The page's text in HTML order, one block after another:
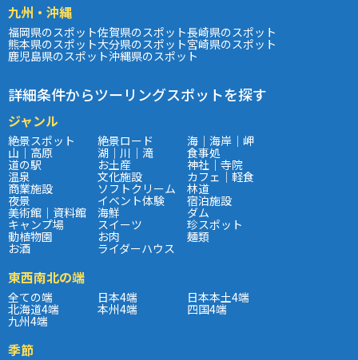
九州・沖縄
福岡県のスポット佐賀県のスポット長崎県のスポット
熊本県のスポット大分県のスポット宮崎県のスポット
鹿児島県のスポット沖縄県のスポット
詳細条件からツーリングスポットを探す
ジャンル
絶景スポット 絶景ロード 海｜海岸｜岬
山｜高原 湖｜川｜滝 食事処
道の駅 お土産 神社｜寺院
温泉 文化施設 カフェ｜軽食
商業施設 ソフトクリーム 林道
夜景 イベント体験 宿泊施設
美術館｜資料館 海鮮 ダム
キャンプ場 スイーツ 珍スポット
動植物園 お肉 麺類
お酒 ライダーハウス
東西南北の端
全ての端 日本4端 日本本土4端
北海道4端 本州4端 四国4端
九州4端
季節